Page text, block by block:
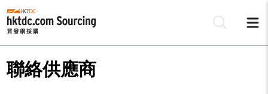
聯絡供應商